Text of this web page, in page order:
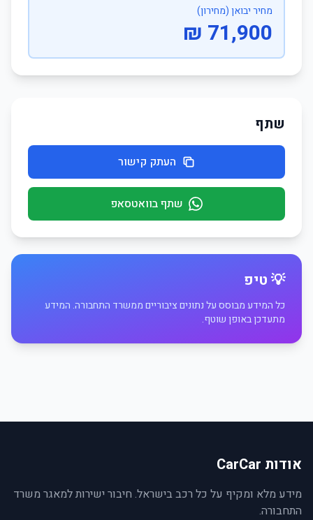
מחיר יבואן (מחירון)
71,900 ₪
שתף
העתק קישור
שתף בוואטסאפ
💡 טיפ
כל המידע מבוסס על נתונים ציבוריים ממשרד התחבורה. המידע
מתעדכן באופן שוטף.
אודות CarCar
מידע מלא ומקיף על כל רכב בישראל. חיבור ישירות למאגר משרד
התחבורה.